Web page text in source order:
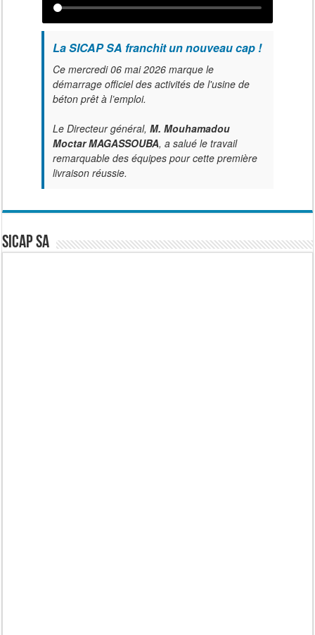
La SICAP SA franchit un nouveau cap !
Ce mercredi 06 mai 2026 marque le
démarrage officiel des activités de l'usine de
béton prêt à l’emploi.
Le Directeur général, M. Mouhamadou
Moctar MAGASSOUBA, a salué le travail
remarquable des équipes pour cette première
livraison réussie.
SICAP SA